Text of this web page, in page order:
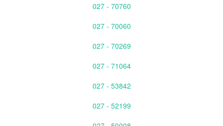
027 - 70760
027 - 70060
027 - 70269
027 - 71064
027 - 53842
027 - 52199